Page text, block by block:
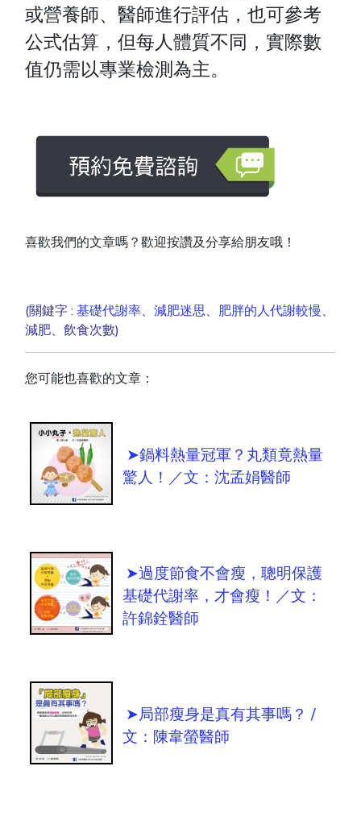
或營養師、醫師進行評估，也可參考
公式估算，但每人體質不同，實際數
值仍需以專業檢測為主。
喜歡我們的文章嗎？歡迎按讚及分享給朋友哦！
(關鍵字 :基礎代謝率、減肥迷思、 肥胖的人代謝較慢 、
減肥、飲食次數)
您可能也喜歡的文章：
➤鍋料熱量冠軍？丸類竟熱量
驚人！／文：沈孟娟醫師
➤過度節食不會瘦，聰明保護
基礎代謝率，才會瘦！／文：
許錦銓醫師
➤局部瘦身是真有其事嗎？ /
文：陳韋螢醫師